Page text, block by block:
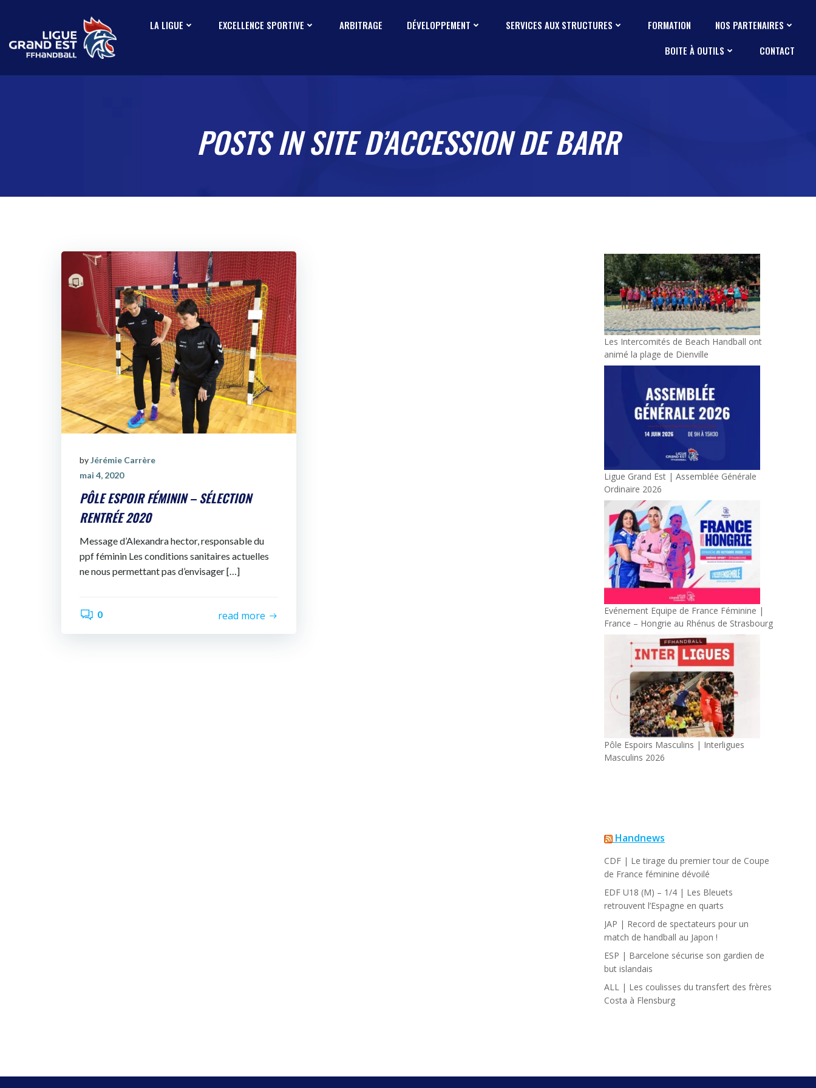
LA LIGUE EXCELLENCE SPORTIVE ARBITRAGE DÉVELOPPEMENT SERVICES AUX STRUCTURES FORMATION
NOS PARTENAIRES
BOITE À OUTILS
CONTACT
POSTS IN SITE D’ACCESSION DE BARR
byJérémie Carrère
mai 4, 2020
PÔLE ESPOIR FÉMININ – SÉLECTION
RENTRÉE 2020
Message d’Alexandra hector, responsable du
ppf féminin Les conditions sanitaires actuelles
ne nous permettant pas d’envisager […]
0 read more
Les Intercomités de Beach Handball ont
animé la plage de Dienville
Ligue Grand Est | Assemblée Générale
Ordinaire 2026
Evénement Equipe de France Féminine |
France – Hongrie au Rhénus de Strasbourg
Pôle Espoirs Masculins | Interligues
Masculins 2026
Handnews
CDF | Le tirage du premier tour de Coupe
de France féminine dévoilé
EDF U18 (M) – 1/4 | Les Bleuets
retrouvent l’Espagne en quarts
JAP | Record de spectateurs pour un
match de handball au Japon !
ESP | Barcelone sécurise son gardien de
but islandais
ALL | Les coulisses du transfert des frères
Costa à Flensburg